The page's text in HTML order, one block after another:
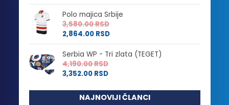
Polo majica Srbije
3,580.00RSD
2,864.00 RSD
Serbia WP - Tri zlata (TEGET)
4,190.00RSD
3,352.00 RSD
NAJNOVIJI ČLANCI